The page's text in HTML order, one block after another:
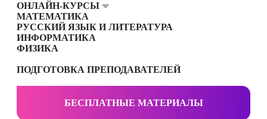
ОНЛАЙН-КУРСЫ
МАТЕМАТИКА
РУССКИЙ ЯЗЫК И ЛИТЕРАТУРА
ИНФОРМАТИКА
ФИЗИКА
ПОДГОТОВКА ПРЕПОДАВАТЕЛЕЙ
БЕСПЛАТНЫЕ МАТЕРИАЛЫ